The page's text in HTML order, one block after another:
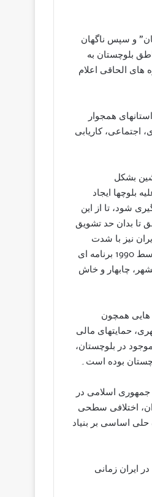
و سپس ناگهان
بلوچستان به
های الحاقی اعلام
استانهای همجوار
اجتماعی، کاریابی
بلوچ‌نشین بشکل
بلوچها ایجاد
شود، تا از اين
تا بدان حد تشویق
نیز با شدت
بيشتری به این سیاست ادامه داده است، بطوری که در ادامه اين گزارش چنين آمده است: «از اواسط 1990 برنامه ای
چابهار و خاش
هايی همچون
حمايتهای مالی
در بلوچستان،
بوده است۔
اسلامی در
اختلافی سطحی
حلی اساسی بر بنياد
ايران زمانی